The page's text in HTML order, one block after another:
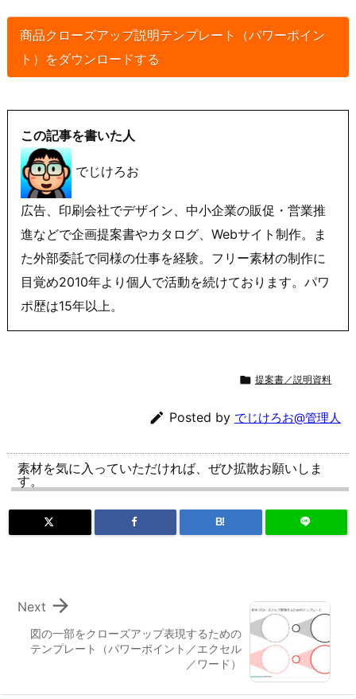
商品クローズアップ説明テンプレート（パワーポイン
ト）をダウンロードする
この記事を書いた人
でじけろお
広告、印刷会社でデザイン、中小企業の販促・営業推
進などで企画提案書やカタログ、Webサイト制作。ま
た外部委託で同様の仕事を経験。フリー素材の制作に
目覚め2010年より個人で活動を続けております。パワ
ポ歴は15年以上。
 提案書／説明資料
 Posted by でじけろお@管理人
素材を気に入っていただければ、ぜひ拡散お願いしま
す。
B!
図の一部をクローズアップ表現するための
テンプレート（パワーポイント／エクセル
／ワード）

Next